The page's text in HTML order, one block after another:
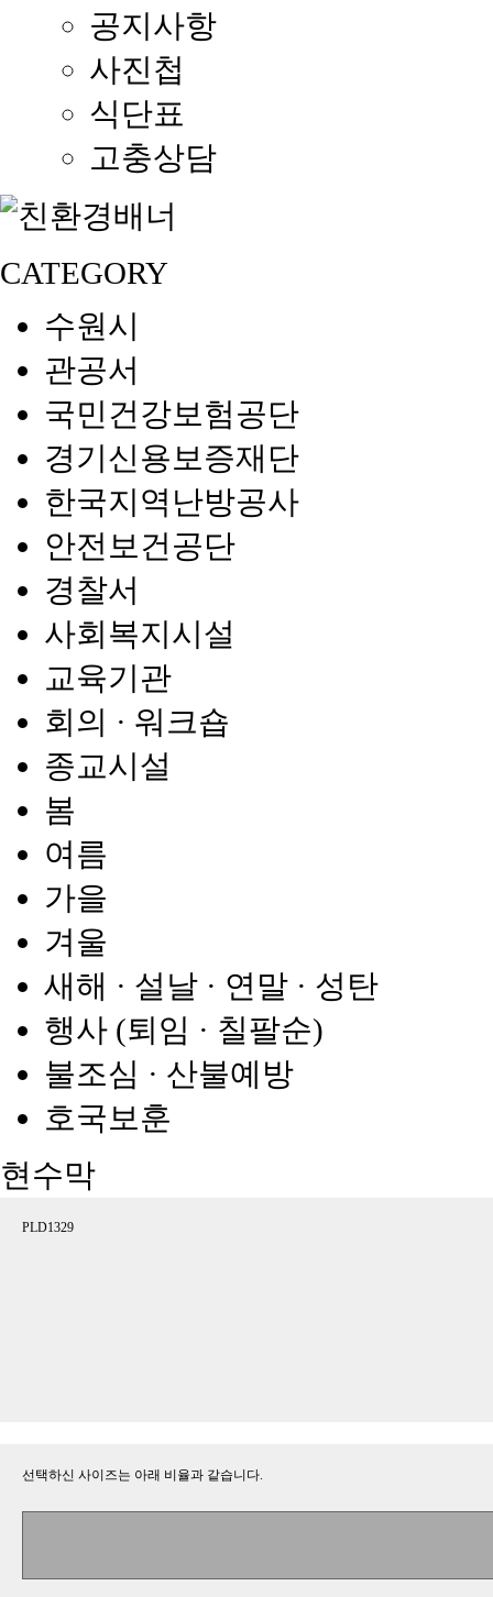
공지사항
사진첩
식단표
고충상담
CATEGORY
수원시
관공서
국민건강보험공단
경기신용보증재단
한국지역난방공사
안전보건공단
경찰서
사회복지시설
교육기관
회의 · 워크숍
종교시설
봄
여름
가을
겨울
새해 · 설날 · 연말 · 성탄
행사 (퇴임 · 칠팔순)
불조심 · 산불예방
호국보훈
현수막
PLD1329
선택하신 사이즈는 아래 비율과 같습니다.